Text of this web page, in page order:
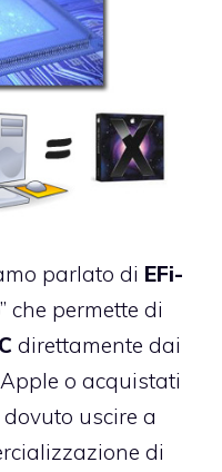
parlato di EFi-
che permette di
direttamente dai
o acquistati
dovuto uscire a
di